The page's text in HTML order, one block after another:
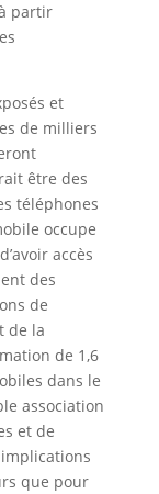
partir
et
de milliers
être des
téléphones
occupe
accès
des
de
de la
de 1,6
dans le
association
et de
que pour